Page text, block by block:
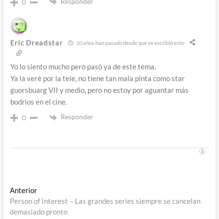
0
Eric Dreadstar 10 años han pasado desde que se escribió esto
Yo lo siento mucho pero pasó ya de este tema.
Ya la veré por la tele, no tiene tan mala pinta como star
guorsbuarg VII y medio, pero no estoy por aguantar más
bodrios en el cine.
0 Responder
Navegación
de
AnteriorEntrada
anterior:
Person of Interest – Las grandes series siempre se cancelan
demasiado pronto